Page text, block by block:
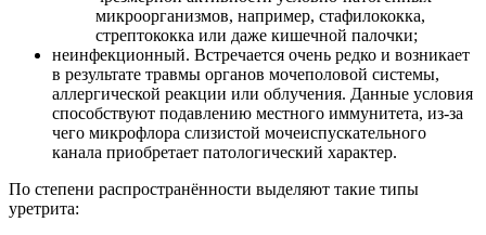
микроорганизмов, например, стафилококка,
стрептококка или даже кишечной палочки;
неинфекционный. Встречается очень редко и возникает
в результате травмы органов мочеполовой системы,
аллергической реакции или облучения. Данные условия
способствуют подавлению местного иммунитета, из-за
чего микрофлора слизистой мочеиспускательного
канала приобретает патологический характер.
По степени распространённости выделяют такие типы
уретрита: